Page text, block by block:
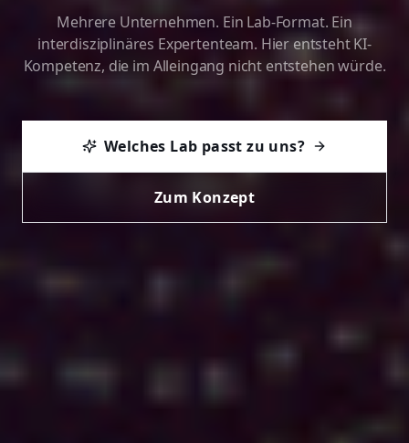
Mehrere Unternehmen. Ein Lab-Format. Ein
interdisziplinäres Expertenteam. Hier entsteht KI-
Kompetenz, die im Alleingang nicht entstehen würde.
Welches Lab passt zu uns?
Zum Konzept